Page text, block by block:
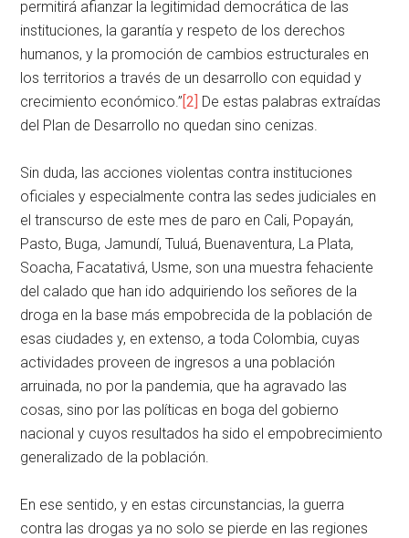
permitirá afianzar la legitimidad democrática de las
instituciones, la garantía y respeto de los derechos
humanos, y la promoción de cambios estructurales en
los territorios a través de un desarrollo con equidad y
crecimiento económico.”[2] De estas palabras extraídas
del Plan de Desarrollo no quedan sino cenizas.
Sin duda, las acciones violentas contra instituciones
oficiales y especialmente contra las sedes judiciales en
el transcurso de este mes de paro en Cali, Popayán,
Pasto, Buga, Jamundí, Tuluá, Buenaventura, La Plata,
Soacha, Facatativá, Usme, son una muestra fehaciente
del calado que han ido adquiriendo los señores de la
droga en la base más empobrecida de la población de
esas ciudades y, en extenso, a toda Colombia, cuyas
actividades proveen de ingresos a una población
arruinada, no por la pandemia, que ha agravado las
cosas, sino por las políticas en boga del gobierno
nacional y cuyos resultados ha sido el empobrecimiento
generalizado de la población.
En ese sentido, y en estas circunstancias, la guerra
contra las drogas ya no solo se pierde en las regiones